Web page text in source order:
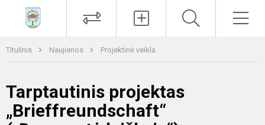
Titulinis Naujienos Projektinė veikla
Tarptautinis projektas
„Brieffreundschaft“